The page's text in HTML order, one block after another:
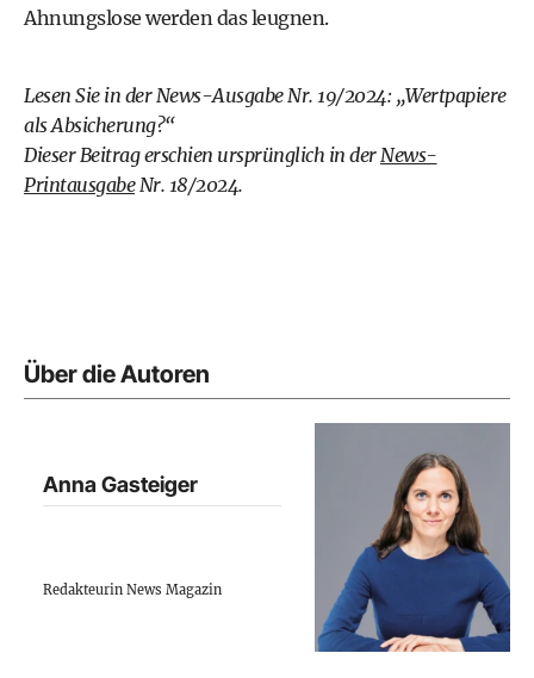
Ahnungslose werden das leugnen.
Lesen Sie in der News-Ausgabe Nr. 19/2024: „Wertpapiere
als Absicherung?“
Dieser Beitrag erschien ursprünglich in der News-
PrintausgabeNr. 18/2024.
Über die Autoren
Anna Gasteiger
Redakteurin News Magazin